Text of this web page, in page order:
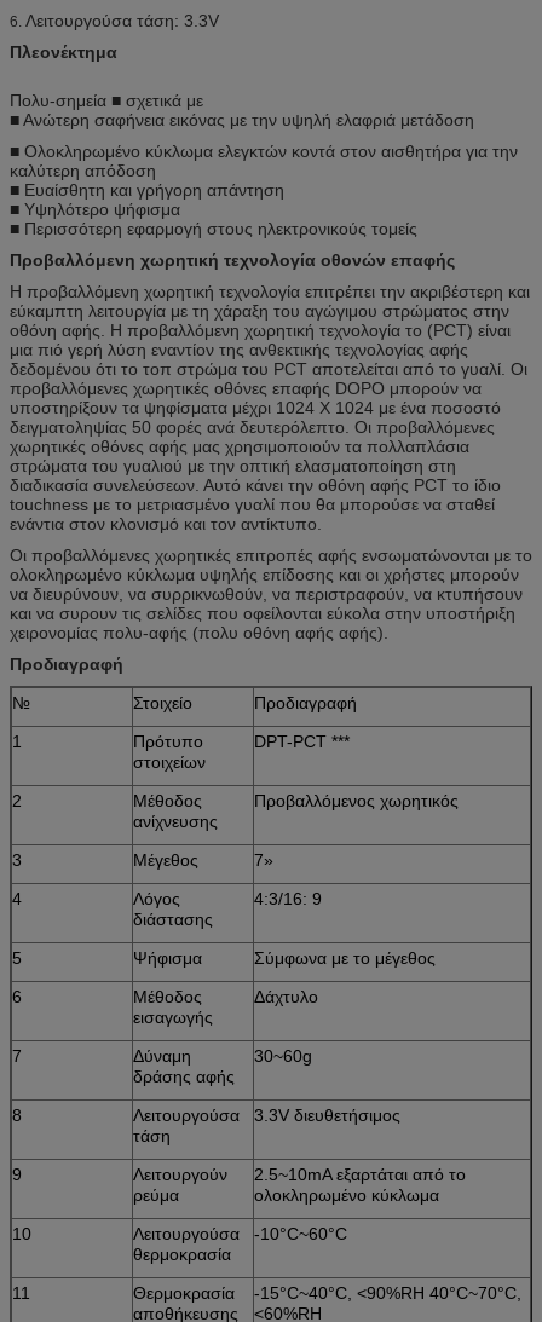
6. Λειτουργούσα τάση: 3.3V
Πλεονέκτημα
Πολυ-σημεία ■ σχετικά με
■ Ανώτερη σαφήνεια εικόνας με την υψηλή ελαφριά μετάδοση
■ Ολοκληρωμένο κύκλωμα ελεγκτών κοντά στον αισθητήρα για την
καλύτερη απόδοση
■ Ευαίσθητη και γρήγορη απάντηση
■ Υψηλότερο ψήφισμα
■ Περισσότερη εφαρμογή στους ηλεκτρονικούς τομείς
Προβαλλόμενη χωρητική τεχνολογία οθονών επαφής
Η προβαλλόμενη χωρητική τεχνολογία επιτρέπει την ακριβέστερη και
εύκαμπτη λειτουργία με τη χάραξη του αγώγιμου στρώματος στην
οθόνη αφής. Η προβαλλόμενη χωρητική τεχνολογία το (PCT) είναι
μια πιό γερή λύση εναντίον της ανθεκτικής τεχνολογίας αφής
δεδομένου ότι το τοπ στρώμα του PCT αποτελείται από το γυαλί. Οι
προβαλλόμενες χωρητικές οθόνες επαφής DOPO μπορούν να
υποστηρίξουν τα ψηφίσματα μέχρι 1024 X 1024 με ένα ποσοστό
δειγματοληψίας 50 φορές ανά δευτερόλεπτο. Οι προβαλλόμενες
χωρητικές οθόνες αφής μας χρησιμοποιούν τα πολλαπλάσια
στρώματα του γυαλιού με την οπτική ελασματοποίηση στη
διαδικασία συνελεύσεων. Αυτό κάνει την οθόνη αφής PCT το ίδιο
touchness με το μετριασμένο γυαλί που θα μπορούσε να σταθεί
ενάντια στον κλονισμό και τον αντίκτυπο.
Οι προβαλλόμενες χωρητικές επιτροπές αφής ενσωματώνονται με το
ολοκληρωμένο κύκλωμα υψηλής επίδοσης και οι χρήστες μπορούν
να διευρύνουν, να συρρικνωθούν, να περιστραφούν, να κτυπήσουν
και να συρουν τις σελίδες που οφείλονται εύκολα στην υποστήριξη
χειρονομίας πολυ-αφής (πολυ οθόνη αφής αφής).
Προδιαγραφή
№
Στοιχείο
Προδιαγραφή
1
Πρότυπο
στοιχείων
DPT-PCT ***
2
Μέθοδος
ανίχνευσης
Προβαλλόμενος χωρητικός
3 Μέγεθος
7»
4
Λόγος
διάστασης
4:3/16: 9
5 Ψήφισμα
Σύμφωνα με το μέγεθος
6
Μέθοδος
εισαγωγής
Δάχτυλο
7
Δύναμη
δράσης αφής
30~60g
8
Λειτουργούσα
τάση
3.3V διευθετήσιμος
9
Λειτουργούν
ρεύμα
2.5~10mA εξαρτάται από το
ολοκληρωμένο κύκλωμα
10
Λειτουργούσα
θερμοκρασία
-10°C~60°C
11
Θερμοκρασία
αποθήκευσης
-15°C~40°C, <90%RH 40°C~70°C,
<60%RH